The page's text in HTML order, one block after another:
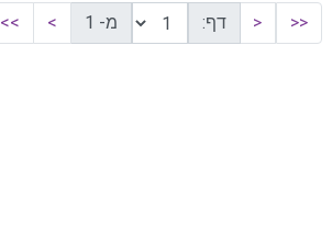
<<
< דף: מ- 1 >
>>